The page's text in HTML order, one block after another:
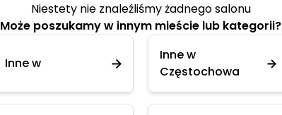
Niestety nie znaleźliśmy żadnego salonu
Może poszukamy w innym mieście lub kategorii?
Inne w
Inne w
Częstochowa